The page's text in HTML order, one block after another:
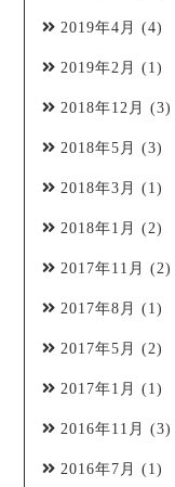
2019年4月 (4)
2019年2月 (1)
2018年12月 (3)
2018年5月 (3)
2018年3月 (1)
2018年1月 (2)
2017年11月 (2)
2017年8月 (1)
2017年5月 (2)
2017年1月 (1)
2016年11月 (3)
2016年7月 (1)